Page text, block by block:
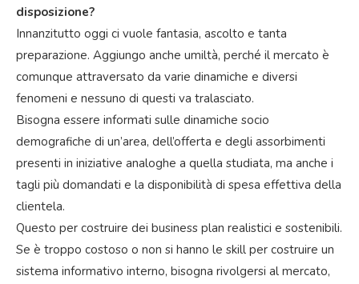
disposizione?
Innanzitutto oggi ci vuole fantasia, ascolto e tanta
preparazione. Aggiungo anche umiltà, perché il mercato è
comunque attraversato da varie dinamiche e diversi
fenomeni e nessuno di questi va tralasciato.
Bisogna essere informati sulle dinamiche socio
demografiche di un’area, dell’offerta e degli assorbimenti
presenti in iniziative analoghe a quella studiata, ma anche i
tagli più domandati e la disponibilità di spesa effettiva della
clientela.
Questo per costruire dei business plan realistici e sostenibili.
Se è troppo costoso o non si hanno le skill per costruire un
sistema informativo interno, bisogna rivolgersi al mercato,